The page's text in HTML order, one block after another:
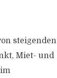
steigenden
Miet- und